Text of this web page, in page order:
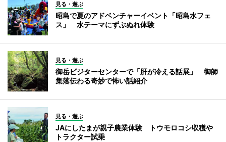
見る・遊ぶ
昭島で夏のアドベンチャーイベント「昭島水フェ
ス」 水テーマにずぶぬれ体験
見る・遊ぶ
御岳ビジターセンターで「肝が冷える話展」 御師
集落伝わる奇妙で怖い話紹介
見る・遊ぶ
JAにしたまが親子農業体験 トウモロコシ収穫や
トラクター試乗